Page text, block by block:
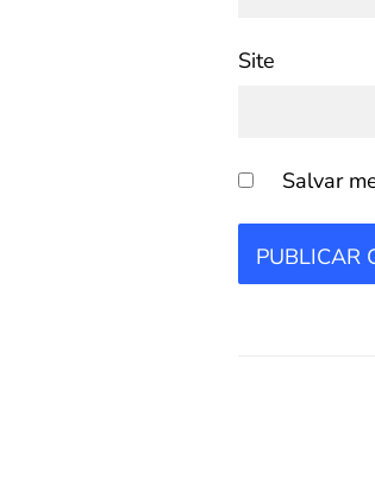
Site
Salvar